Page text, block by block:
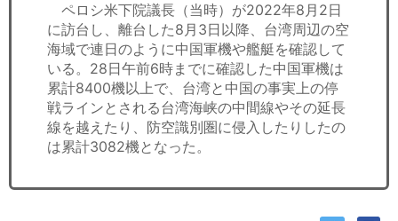
ペロシ米下院議長（当時）が2022年8月2日
に訪台し、離台した8月3日以降、台湾周辺の空
海域で連日のように中国軍機や艦艇を確認して
いる。28日午前6時までに確認した中国軍機は
累計8400機以上で、台湾と中国の事実上の停
戦ラインとされる台湾海峡の中間線やその延長
線を越えたり、防空識別圏に侵入したりしたの
は累計3082機となった。